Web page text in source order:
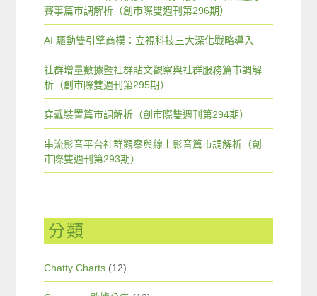
賽事篇市調解析（創市際雙週刊第296期）
AI 驅動雙引擎商模：立視科技三大深化戰略導入
社群增量數據暨社群貼文觀察與社群服務篇市調解
析（創市際雙週刊第295期）
穿戴裝置篇市調解析（創市際雙週刊第294期）
串流影音平台社群觀察與線上影音篇市調解析（創
市際雙週刊第293期）
分類
Chatty Charts (12)